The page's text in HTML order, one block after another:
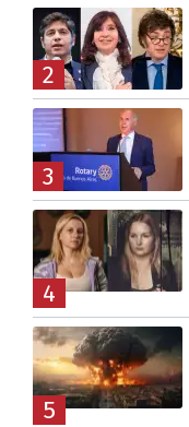
2
3
4
5